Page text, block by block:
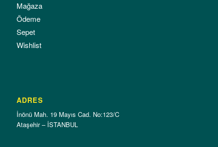
Mağaza
Ödeme
Sepet
Wishlist
ADRES
İnönü Mah. 19 Mayıs Cad. No:123/C
Ataşehir – İSTANBUL